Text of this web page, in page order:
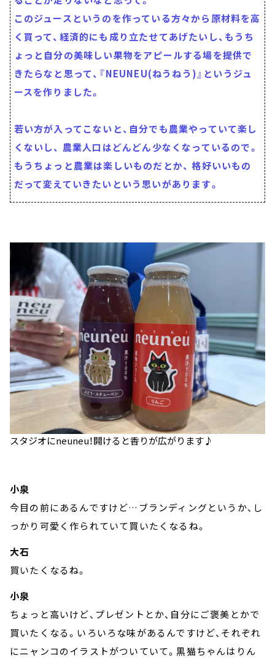
このジュースというのを作っている方々から原材料を高
く買って、経済的にも成り立たせてあげたいし、もうち
ょっと自分の美味しい果物をアピールする場を提供で
きたらなと思って、『NEUNEU(ねうねう)』というジュ
ースを作りました。
若い方が入ってこないと、自分でも農業やっていて楽し
くないし、 農業人口はどんどん少なくなっているので。
もうちょっと農業は楽しいものだとか、 格好いいもの
だって変えていきたいという思いがあります。
スタジオにneuneu！開けると香りが広がります♪
小泉
今目の前にあるんですけど…ブランディングというか、し
っかり可愛く作られていて買いたくなるね。
大石
買いたくなるね。
小泉
ちょっと高いけど、プレゼントとか、自分にご褒美とかで
買いたくなる。いろいろな味があるんですけど、それぞれ
にニャンコのイラストがついていて。黒猫ちゃんはりん